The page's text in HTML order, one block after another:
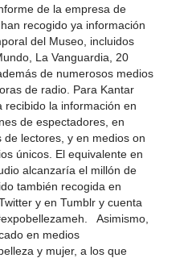
de la empresa de
recogido ya información
del Museo, incluidos
La Vanguardia, 20
de numerosos medios
de radio. Para Kantar
recibido la información en
de espectadores, en
lectores, y en medios on
únicos. El equivalente en
alcanzaría el millón de
también recogida en
y en Tumblr y cuenta
Asimismo,
en medios
y mujer, a los que